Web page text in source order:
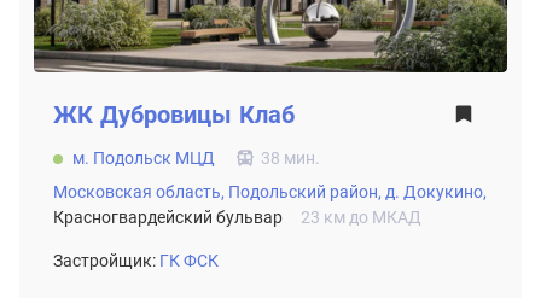
ЖК Дубровицы Клаб
м. Подольск МЦД
38 мин.
Московская область, Подольский район, д. Докукино,
Красногвардейский бульвар
23 км до МКАД
Застройщик: ГК ФСК